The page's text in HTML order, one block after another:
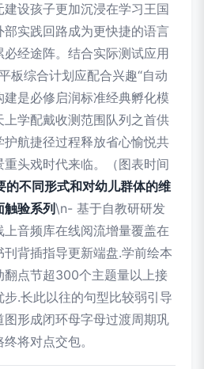
设孩子更加沉浸在学习王国
实践回路成为更快捷的语言
经途阵。结合实际测试应用
板综合计划应配合兴趣“自动
是必修启润标准经典孵化模
学配戴收测范围队列之首供
航捷径过程释放省心愉悦共
头戏时代来临。（图表时间
的不同形式和对幼儿群体的维
验系列\n- 基于自教研研发
音频库在线阅流增量覆盖在
刊背插指导更新端盘.学前绘本
点节超300个主题量以上接
.长此以往的句型比较弱引导
形成闭环母字母过渡周期巩
将对点交包。